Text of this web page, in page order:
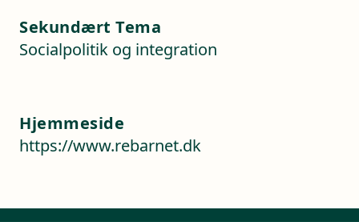
Sekundært Tema
Socialpolitik og integration
Hjemmeside
https://www.rebarnet.dk